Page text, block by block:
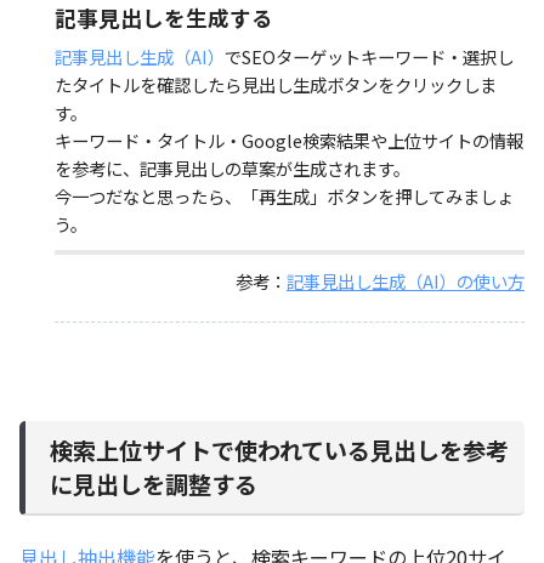
記事見出しを生成する
記事見出し生成（AI） でSEOターゲットキーワード・選択し
たタイトルを確認したら見出し生成ボタンをクリックしま
す。
キーワード・タイトル・Google検索結果や上位サイトの情報
を参考に、記事見出しの草案が生成されます。
今一つだなと思ったら、「再生成」ボタンを押してみましょ
う。
参考： 記事見出し生成（AI）の使い方
検索上位サイトで使われている見出しを参考
に見出しを調整する